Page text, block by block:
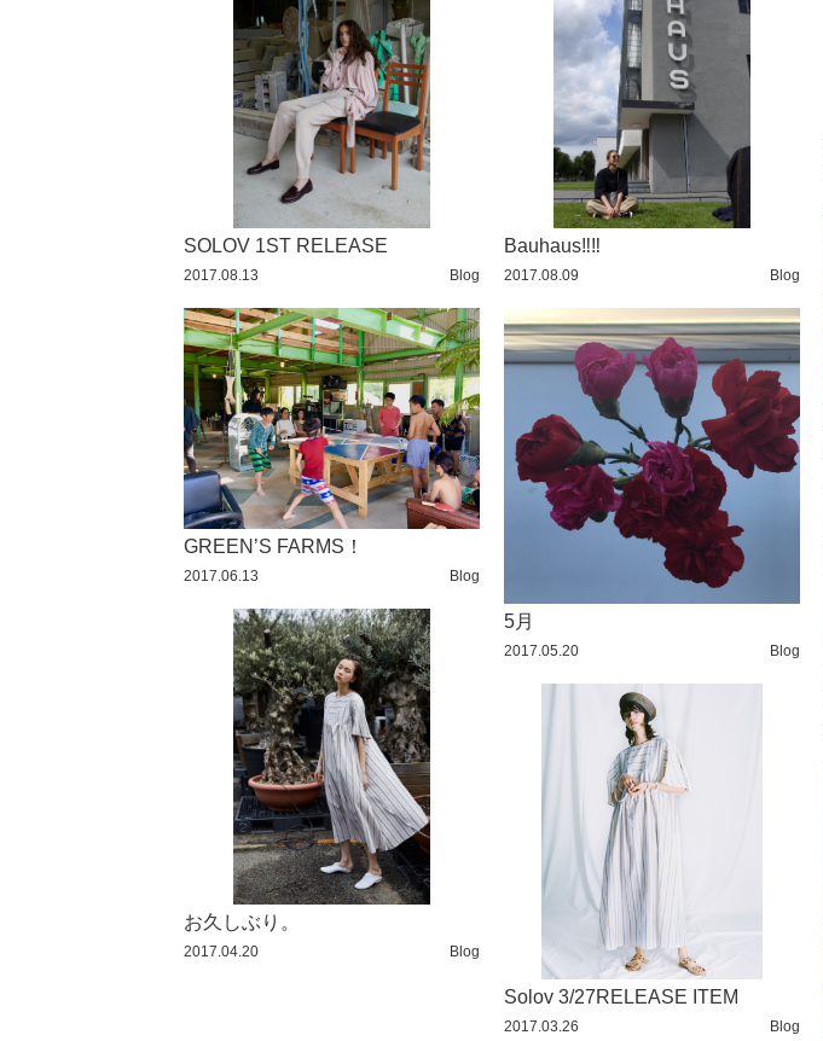
YUMMY 2016 / 10
2016 / 9
2016 / 8
2016 / 7
2016 / 6
2016 / 5
2016 / 3
2016 / 2
2016 / 1
2015 / 12
2015 / 11
2015 / 8
2015 / 7
2015 / 6
2015 / 5
2015 / 4
2015 / 3
2015 / 2
SOLOV 1ST RELEASE
2017.08.13 Blog
Bauhaus‼︎‼︎
2017.08.09 Blog
GREEN’S FARMS！
2017.06.13 Blog
5月
2017.05.20 Blog
お久しぶり。
2017.04.20 Blog
Solov 3/27RELEASE ITEM
2017.03.26 Blog